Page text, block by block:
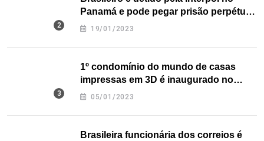
Panamá e pode pegar prisão perpétua
nos EUA
19/01/2023
1º condomínio do mundo de casas
impressas em 3D é inaugurado no
Texas
05/01/2023
Brasileira funcionária dos correios é